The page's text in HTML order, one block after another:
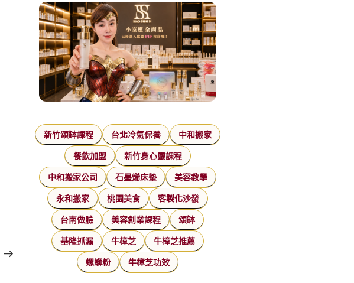
新竹頌缽課程 台北冷氣保養 中和搬家
餐飲加盟 新竹身心靈課程
中和搬家公司 石墨烯床墊 美容教學
永和搬家 桃園美食 客製化沙發
台南做臉 美容創業課程 頌缽
基隆抓漏 牛樟芝 牛樟芝推薦
螺螄粉 牛樟芝功效